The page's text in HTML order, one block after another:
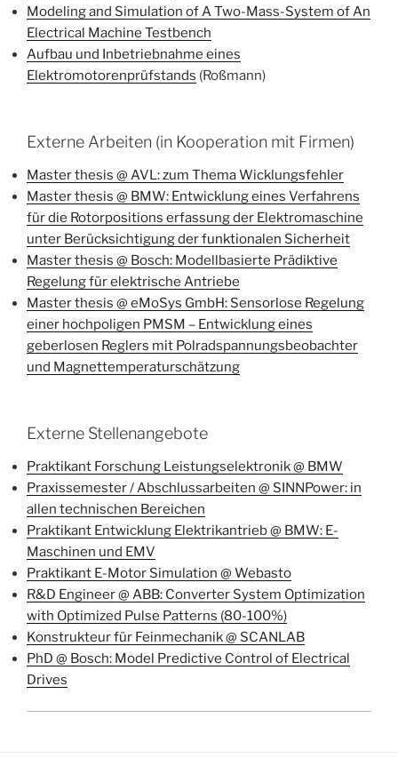
Modeling and Simulation of A Two-Mass-System of An
Electrical Machine Testbench
Aufbau und Inbetriebnahme eines
Elektromotorenprüfstands (Roßmann)
Externe Arbeiten (in Kooperation mit Firmen)
Master thesis @ AVL: zum Thema Wicklungsfehler
Master thesis @ BMW: Entwicklung eines Verfahrens
für die Rotorpositions erfassung der Elektromaschine
unter Berücksichtigung der funktionalen Sicherheit
Master thesis @ Bosch: Modellbasierte Prädiktive
Regelung für elektrische Antriebe
Master thesis @ eMoSys GmbH: Sensorlose Regelung
einer hochpoligen PMSM – Entwicklung eines
geberlosen Reglers mit Polradspannungsbeobachter
und Magnettemperaturschätzung
Externe Stellenangebote
Praktikant Forschung Leistungselektronik @ BMW
Praxissemester / Abschlussarbeiten @ SINNPower: in
allen technischen Bereichen
Praktikant Entwicklung Elektrikantrieb @ BMW: E-
Maschinen und EMV
Praktikant E-Motor Simulation @ Webasto
R&D Engineer @ ABB: Converter System Optimization
with Optimized Pulse Patterns (80-100%)
Konstrukteur für Feinmechanik @ SCANLAB
PhD @ Bosch: Model Predictive Control of Electrical
Drives